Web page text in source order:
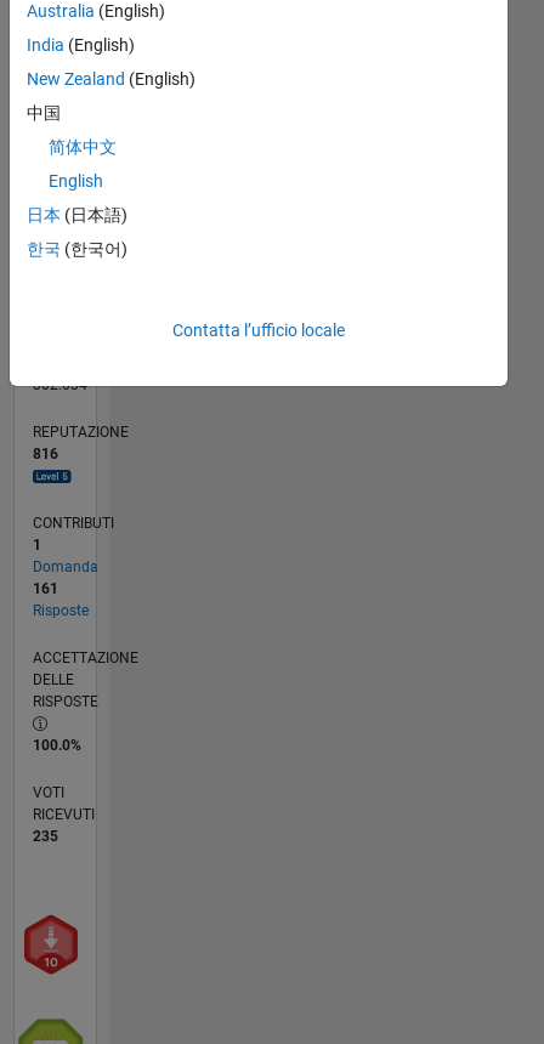
CONTRIBUTI
-4
-2
2
4
6
8
12
14
30 25
20
15
5
-5
-10
L
09/11
04/13
11/14
06/16
01/18
08/19
03/21
10/22
05/24
12/25
06/13
03/15
12/16
09/18
06/20
03/22
12/23
09/25
09/13
09/15
09/17
09/19
09/21
09/23
10/13
11/15
12/17
01/20
02/22
03/24
04/26
CRONOLOGIA
302.034
REPUTAZIONE
816
CONTRIBUTI
1
Domanda
161
Risposte
ACCETTAZIONE
DELLE
RISPOSTE
100.0%
VOTI
RICEVUTI
235
Australia (English)
India (English)
New Zealand (English)
中国
简体中文
English
日本 (日本語)
한국 (한국어)
Contatta l’ufficio locale